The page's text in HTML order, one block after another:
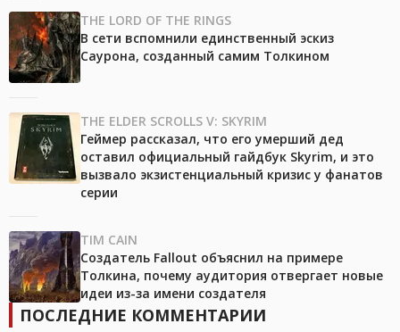
THE LORD OF THE RINGS
В сети вспомнили единственный эскиз
Саурона, созданный самим Толкином
THE ELDER SCROLLS V: SKYRIM
Геймер рассказал, что его умерший дед
оставил официальный гайдбук Skyrim, и это
вызвало экзистенциальный кризис у фанатов
серии
TIM CAIN
Создатель Fallout объяснил на примере
Толкина, почему аудитория отвергает новые
идеи из-за имени создателя
ПОСЛЕДНИЕ КОММЕНТАРИИ